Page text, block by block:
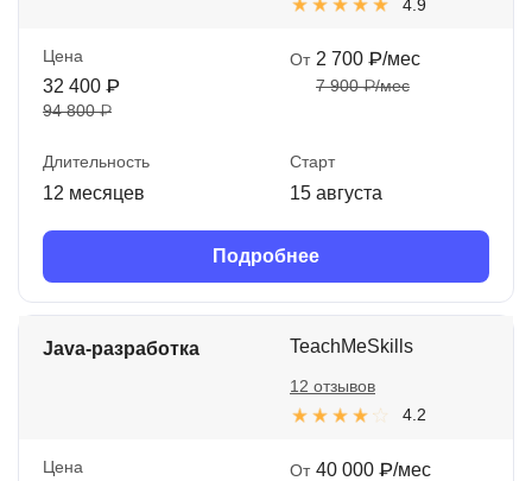
4.9
Цена
32 400 ₽
94 800 ₽
От 2 700 ₽/мес
7 900 ₽/мес
Длительность
12 месяцев
Старт
15 августа
Подробнее
Java-разработка TeachMeSkills
4.2
12 отзывов
Цена От 40 000 ₽/мес